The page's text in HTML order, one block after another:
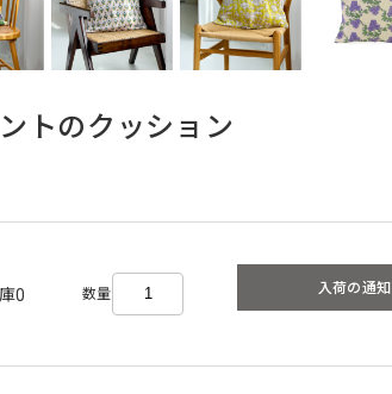
トのクッション
0 数量 入荷の通知